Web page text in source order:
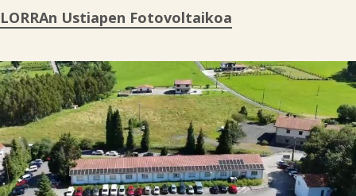
LORRAn Ustiapen Fotovoltaikoa